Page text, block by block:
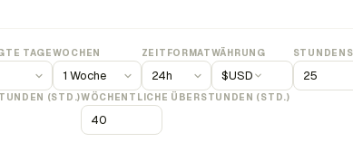
TAGEWOCHEN ZEITFORMATWÄHRUNG
$USD
(STD.)WÖCHENTLICHE ÜBERSTUNDEN (STD.)